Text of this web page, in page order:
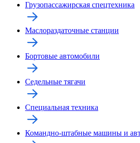
Грузопассажирская спецтехника
Маслораздаточные станции
Бортовые автомобили
Седельные тягачи
Специальная техника
Командно-штабные машины и